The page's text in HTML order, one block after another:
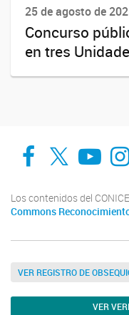
25 de agosto de
Concurso
en tres
Facebook
X
Los contenidos del
Commons
VER REGISTRO DE
VER